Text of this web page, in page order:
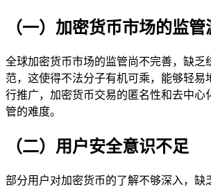
（一）加密货币市场的监管
全球加密货币市场的监管尚不完善，缺乏
范，这使得不法分子有机可乘，能够轻易
行推广，加密货币交易的匿名性和去中心
管的难度。
（二）用户安全意识不足
部分用户对加密货币的了解不够深入，缺